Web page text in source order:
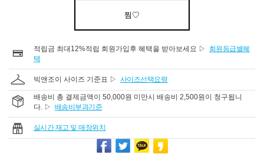
찜♡
적립금 최대12%적립 회원가입후 혜택을 받아보세요 ▷
회원등급별혜
택
빅앤조이 사이즈 기준표 ▷ 사이즈선택요령
배송비 총 결제금액이 50,000원 미만시 배송비 2,500원이 청구됩니
다. ▷ 배송비부과기준
실시간 재고 및 매장위치